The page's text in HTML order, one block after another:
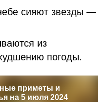
сияют звезды —
из
погоды.
приметы и
на 5 июля 2024